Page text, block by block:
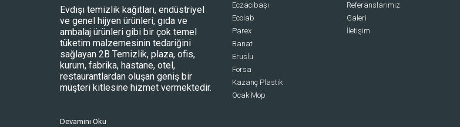
Evdışı temizlik kağıtları, endüstriyel
ve genel hijyen ürünleri, gıda ve
ambalaj ürünleri gibi bir çok temel
tüketim malzemesinin tedariğini
sağlayan 2B Temizlik, plaza, ofis,
kurum, fabrika, hastane, otel,
restaurantlardan oluşan geniş bir
müşteri kitlesine hizmet vermektedir.
Devamını Oku
Eczacıbaşı
Ecolab
Parex
Banat
Eruslu
Forsa
Kazanç Plastik
Ocak Mop
Referanslarımız
Galeri
İletişim